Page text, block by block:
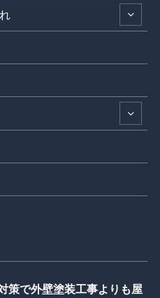
策で外壁塗装工事よりも屋